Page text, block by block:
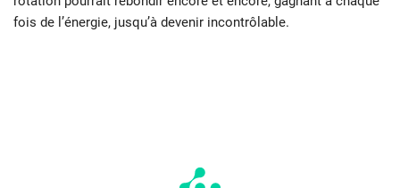
fois de l’énergie, jusqu’à devenir incontrôlable.